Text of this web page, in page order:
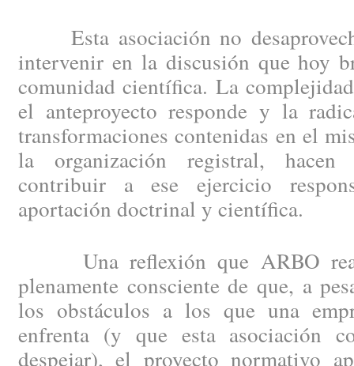
Esta asociación no
intervenir en la discusión que hoy
comunidad científica. La
el anteproyecto responde y la
transformaciones contenidas en el
la organización registral, hacen
contribuir a ese ejercicio
aportación doctrinal y científica.
Una reflexión que ARBO
plenamente consciente de que, a
los obstáculos a los que una
enfrenta (y que esta asociación
despejar), el proyecto normativo